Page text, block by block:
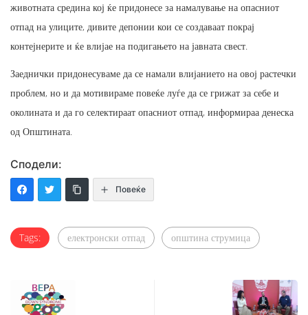
животната средина кој ќе придонесе за намалување на опасниот
отпад на улиците, дивите депонии кои се создаваат покрај
контејнерите и ќе влијае на подигањето на јавната свест.
Заеднички придонесуваме да се намали влијанието на овој растечки
проблем, но и да мотивираме повеќе луѓе да се грижат за себе и
околината и да го селектираат опасниот отпад, информираа денеска
од Општината.
Сподели:
Повеќе
Tags: електронски отпад општина струмица